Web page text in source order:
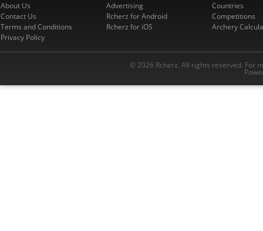
About Us
Contact Us
Terms and Conditions
Privacy Policy
Advertising
Rcherz for Android
Rcherz for iOS
Countries
Competitions
Archery
© 2026 Rcherz. All rights reserved. For